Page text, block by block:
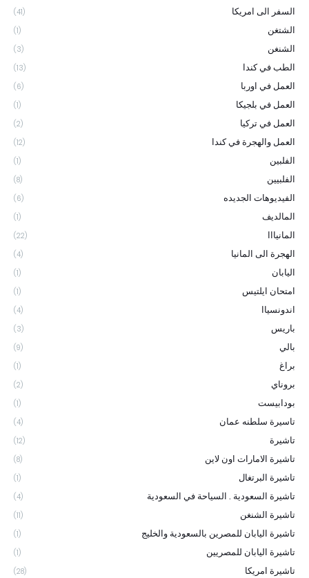
السفر الى امريكا (41)
الشتغن (1)
الشنغن (3)
الطب في كندا (13)
العمل في اوربا (6)
العمل في بلجيكا (1)
العمل في تركيا (2)
العمل والهجرة في كندا (12)
الفلبين (1)
الفلبيين (8)
الفيديوهات الجديده (6)
المالديف (1)
المانيااا (22)
الهجرة الى المانيا (4)
اليابان (1)
امتحان ايلتيس (1)
اندونسياا (4)
باريس (3)
بالي (9)
براغ (1)
بروناي (2)
بودابيست (1)
تاسيرة سلطنه عمان (4)
تاشيرة (12)
تاشيرة الامارات اون لاين (8)
تاشيرة البرتغال (1)
تاشيرة السعودية . السياحة في السعودية (4)
تاشيرة الشنغن (11)
تاشيرة اليابان للمصرين بالسعودية والخليج (1)
تاشيرة اليابان للمصريين (1)
تاشيرة امريكا (28)